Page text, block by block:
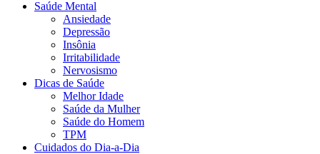
Saúde Mental
Ansiedade
Depressão
Insônia
Irritabilidade
Nervosismo
Dicas de Saúde
Melhor Idade
Saúde da Mulher
Saúde do Homem
TPM
Cuidados do Dia-a-Dia